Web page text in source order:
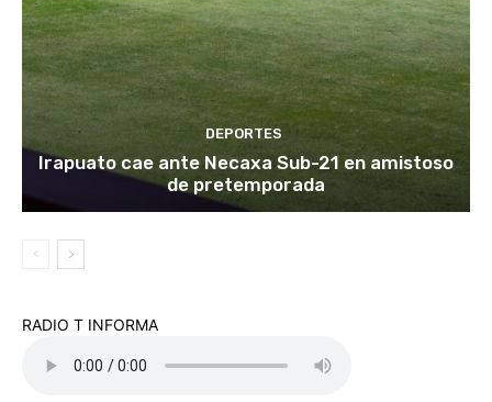
DEPORTES
Irapuato cae ante Necaxa Sub-21 en amistoso
de pretemporada
RADIO T INFORMA